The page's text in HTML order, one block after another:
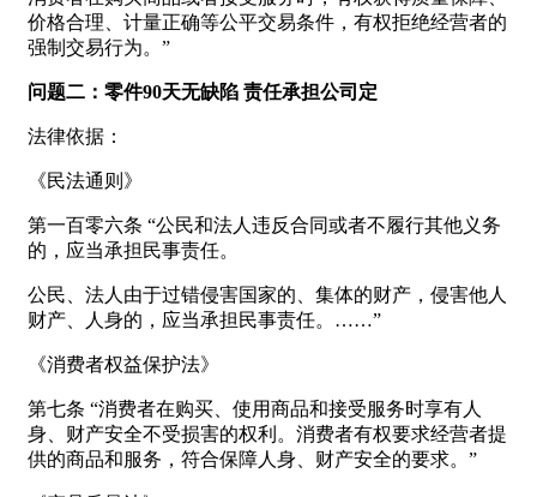
价格合理、计量正确等公平交易条件，有权拒绝经营者的
强制交易行为。”
问题二：零件90天无缺陷 责任承担公司定
法律依据：
《民法通则》
第一百零六条 “公民和法人违反合同或者不履行其他义务
的，应当承担民事责任。
公民、法人由于过错侵害国家的、集体的财产，侵害他人
财产、人身的，应当承担民事责任。……”
《消费者权益保护法》
第七条 “消费者在购买、使用商品和接受服务时享有人
身、财产安全不受损害的权利。消费者有权要求经营者提
供的商品和服务，符合保障人身、财产安全的要求。”